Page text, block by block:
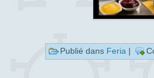
Publié dans Feria |